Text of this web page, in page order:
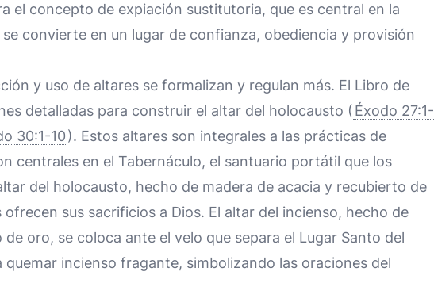
el concepto de expiación sustitutoria, que es central en la
convierte en un lugar de confianza, obediencia y provisión
y uso de altares se formalizan y regulan más. El Libro de
detalladas para construir el altar del holocausto ( Éxodo 27:1-
30:1-10). Estos altares son integrales a las prácticas de
centrales en el Tabernáculo, el santuario portátil que los
del holocausto, hecho de madera de acacia y recubierto de
sus sacrificios a Dios. El altar del incienso, hecho de
oro, se coloca ante el velo que separa el Lugar Santo del
quemar incienso fragante, simbolizando las oraciones del